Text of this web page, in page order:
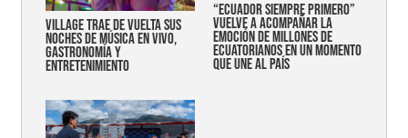
Village trae de vuelta sus
noches de música en vivo,
gastronomía y
entretenimiento
“Ecuador siempre primero”
vuelve a acompañar la
emoción de millones de
ecuatorianos en un momento
que une al país